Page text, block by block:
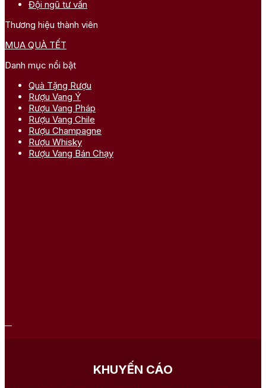
Đội ngũ tư vấn
Thương hiệu thành viên
MUA QUÀ TẾT
Danh mục nổi bật
Quà Tặng Rượu
Rượu Vang Ý
Rượu Vang Pháp
Rượu Vang Chile
Rượu Champagne
Rượu Whisky
Rượu Vang Bán Chạy
KHUYẾN CÁO